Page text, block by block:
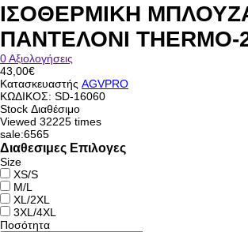
ΙΣΟΘΕΡΜΙΚΗ
ΠΑΝΤΕΛΟΝΙ THERMO-
0 Αξιολογήσεις
43,00€
Κατασκευαστής AGVPRO
ΚΩΔΙΚΟΣ: SD-16060
Stock Διαθέσιμο
Viewed 32225 times
sale:6565
Διαθεσιμες Επιλογες
Size
XS/S
M/L
XL/2XL
3XL/4XL
Ποσότητα